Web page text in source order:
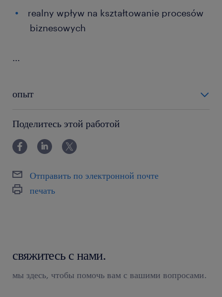
realny wpływ na kształtowanie procesów
biznesowych
...
опыт
Поделитесь этой работой
Отправить по электронной почте
печать
свяжитесь с нами.
мы здесь, чтобы помочь вам с вашими вопросами.